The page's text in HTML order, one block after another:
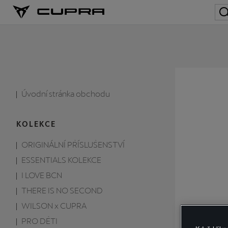
Úvodní stránka obchodu
KOLEKCE
ORIGINÁLNÍ PŘÍSLUŠENSTVÍ
ESSENTIALS KOLEKCE
I LOVE BCN
THERE IS NO SECOND
WILSON x CUPRA
PRO DĚTI